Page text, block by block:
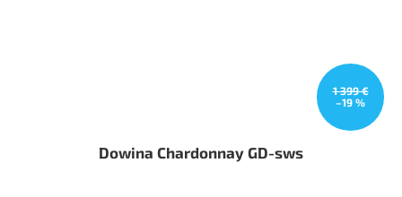
1 399 €
–19 %
Dowina Chardonnay GD-sws